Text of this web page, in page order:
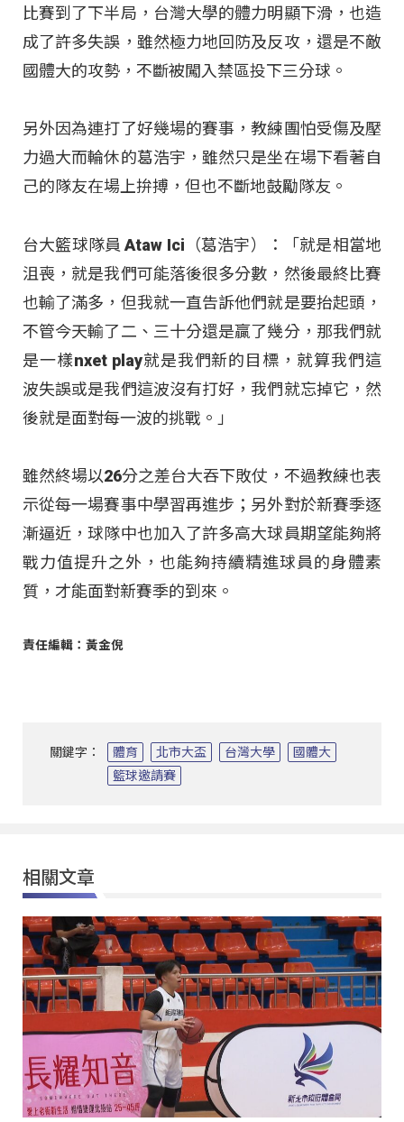
比賽到了下半局，台灣大學的體力明顯下滑，也造
成了許多失誤，雖然極力地回防及反攻，還是不敵
國體大的攻勢，不斷被闖入禁區投下三分球。
另外因為連打了好幾場的賽事，教練團怕受傷及壓
力過大而輪休的葛浩宇，雖然只是坐在場下看著自
己的隊友在場上拚搏，但也不斷地鼓勵隊友。
台大籃球隊員 Ataw Ici（葛浩宇）：「就是相當地
沮喪，就是我們可能落後很多分數，然後最終比賽
也輸了滿多，但我就一直告訴他們就是要抬起頭，
不管今天輸了二、三十分還是贏了幾分，那我們就
是一樣nxet play就是我們新的目標，就算我們這
波失誤或是我們這波沒有打好，我們就忘掉它，然
後就是面對每一波的挑戰。」
雖然終場以26分之差台大吞下敗仗，不過教練也表
示從每一場賽事中學習再進步；另外對於新賽季逐
漸逼近，球隊中也加入了許多高大球員期望能夠將
戰力值提升之外，也能夠持續精進球員的身體素
質，才能面對新賽季的到來。
責任編輯：黃金倪
關鍵字： 體育 北市大盃 台灣大學
國體大
籃球邀請賽
相關文章